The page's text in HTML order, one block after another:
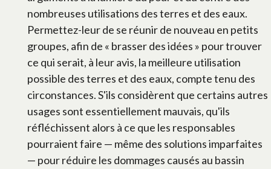
nombreuses utilisations des terres et des eaux.
Permettez-leur de se réunir de nouveau en petits
groupes, afin de « brasser des idées » pour trouver
ce qui serait, à leur avis, la meilleure utilisation
possible des terres et des eaux, compte tenu des
circonstances. S'ils considèrent que certains autres
usages sont essentiellement mauvais, qu'ils
réfléchissent alors à ce que les responsables
pourraient faire — même des solutions imparfaites
— pour réduire les dommages causés au bassin